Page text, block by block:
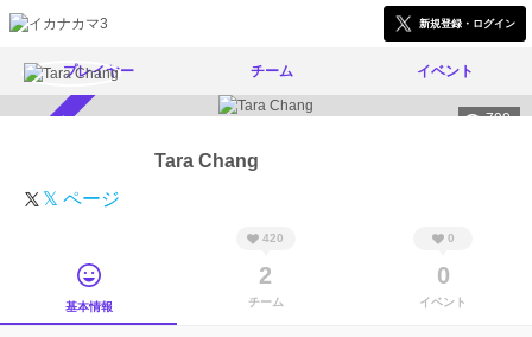
新規登録・ログイン
プレイヤー チーム イベント
799
Tara Chang
𝕏 ページ
基本情報
420
2
チーム
0
0
イベント